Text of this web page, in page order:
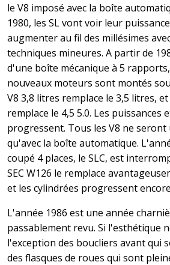
le V8 imposé avec la boîte
1980, les SL vont voir leur
augmenter au fil des millésimes
techniques mineures. A partir de
d'une boîte mécanique à 5
nouveaux moteurs sont montés
V8 3,8 litres remplace le 3,5 litres,
remplace le 4,5 5.0. Les puissances
progressent. Tous les V8 ne
qu'avec la boîte automatique.
coupé 4 places, le SLC, est
SEC W126 le remplace
et les cylindrées progressent
L'année 1986 est une année
passablement revu. Si l'esthétique
l'exception des boucliers avant qui
des flasques de roues qui sont